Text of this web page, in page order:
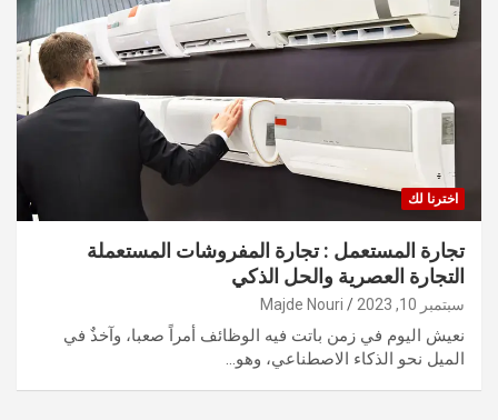
اخترنا لك
تجارة المستعمل : تجارة المفروشات المستعملة
التجارة العصرية والحل الذكي
سبتمبر 10, 2023 Majde Nouri
نعيش اليوم في زمن باتت فيه الوظائف أمراً صعبا، وآخذٌ في
الميل نحو الذكاء الاصطناعي، وهو…